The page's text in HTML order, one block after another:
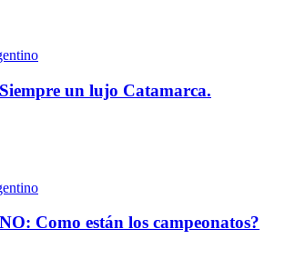
un lujo Catamarca.
Como están los campeonatos?